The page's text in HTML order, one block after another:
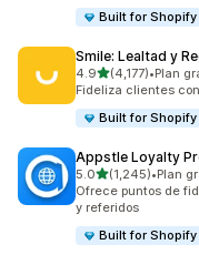
Built for Shopify
Smile: Lealtad y
4.9de 5 estrellas
(4,177)
4177 reseñas en
•Plan
Fideliza clientes
Built for Shopify
Appstle Loyalty
5.0de 5 estrellas
(1,245)
1245 reseñas en
•Plan
Ofrece puntos de
y referidos
Built for Shopify